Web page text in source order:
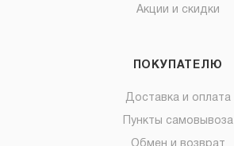
Акции и скидки
ПОКУПАТЕЛЮ
Доставка и оплата
Пункты самовывоза